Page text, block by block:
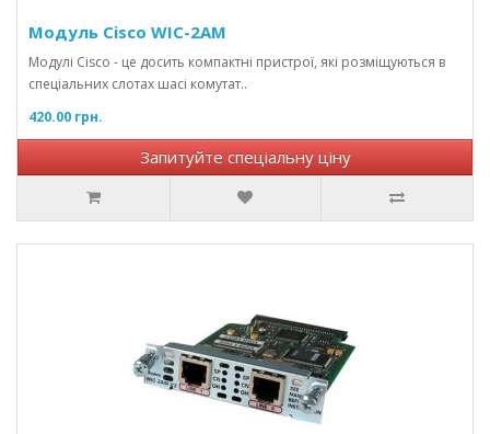
Модуль Cisco WIC-2AM
Модулі Cisco - це досить компактні пристрої, які розміщуються в
спеціальних слотах шасі комутат..
420.00 грн.
Запитуйте спеціальну ціну